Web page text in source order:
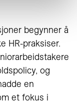
begynner å
HR-praksiser.
og
en
et fokus i